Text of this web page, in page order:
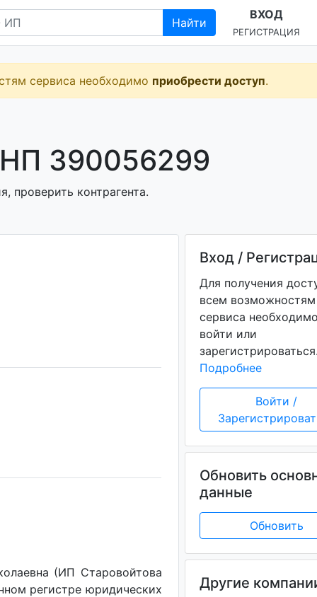
Найти
ВХОД
РЕГИСТРАЦИЯ
сервиса необходимо приобрести доступ.
390056299
проверить контрагента.
(ИП Старовойтова
регистре юридических
Вход /
Для получения
всем возможностям
сервиса
войти или
Подробнее
Войти /
Обновить
данные
Обновить
Другие